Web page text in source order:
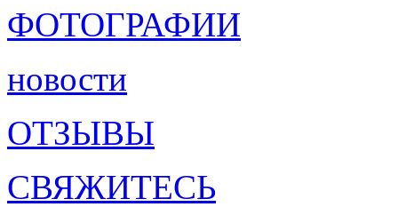
ФОТОГРАФИИ
новости
ОТЗЫВЫ
СВЯЖИТЕСЬ